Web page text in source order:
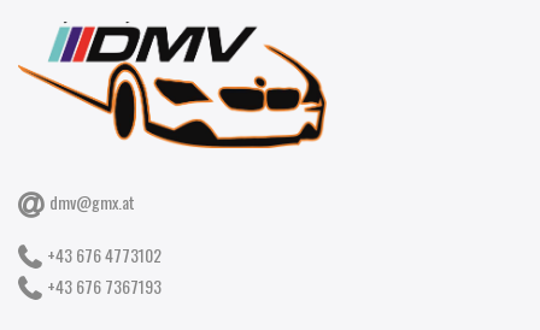
dmv@gmx.at
+43 676 4773102
+43 676 7367193